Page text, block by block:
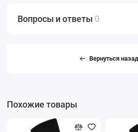
Вопросы и ответы 0
Вернуться назад
Похожие товары